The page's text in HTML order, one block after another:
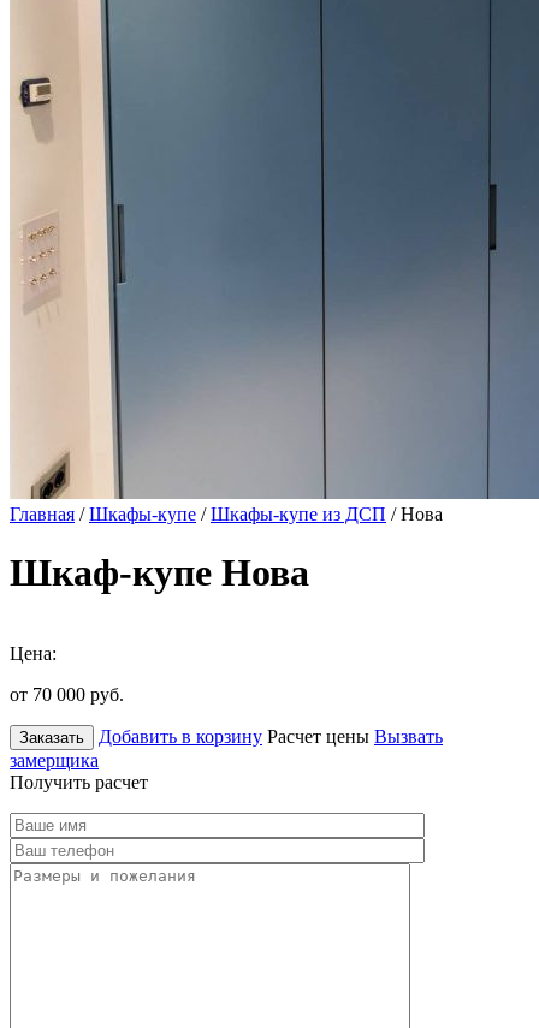
Главная /Шкафы-купе /Шкафы-купе из ДСП / Нова
Шкаф-купе Нова
Цена:
от 70 000 руб.
Заказать Добавить в корзину Расчет цены Вызвать
замерщика
Получить расчет